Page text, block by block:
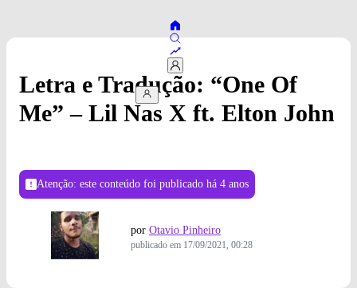
Letra e Tradução: “One Of
Me” – Lil Nas X ft. Elton John
Atenção: este conteúdo foi publicado há 4 anos
por Otavio Pinheiro
publicado em 17/09/2021, 00:28